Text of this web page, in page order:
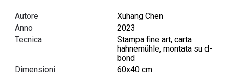
Autore
Xuhang Chen
Anno
2023
Tecnica
Stampa fine art, carta
hahnemühle, montata su d-
bond
Dimensioni
60x40 cm